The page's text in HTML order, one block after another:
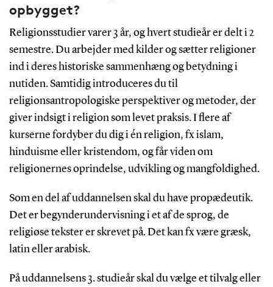
opbygget?
Religionsstudier varer 3 år, og hvert studieår er delt i 2
semestre. Du arbejder med kilder og sætter religioner
ind i deres historiske sammenhæng og betydning i
nutiden. Samtidig introduceres du til
religionsantropologiske perspektiver og metoder, der
giver indsigt i religion som levet praksis. I flere af
kurserne fordyber du dig i én religion, fx islam,
hinduisme eller kristendom, og får viden om
religionernes oprindelse, udvikling og mangfoldighed.
Som en del af uddannelsen skal du have propædeutik.
Det er begynderundervisning i et af de sprog, de
religiøse tekster er skrevet på. Det kan fx være græsk,
latin eller arabisk.
På uddannelsens 3. studieår skal du vælge et tilvalg eller